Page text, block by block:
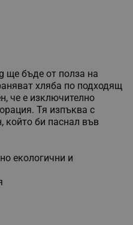
ще бъде от полза на
хляба по подходящ
че е изключително
Тя изпъква с
който би паснал във
екологични и